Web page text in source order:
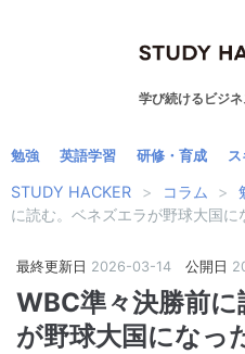
学び続けるビジ
勉強 英語学習 研修・育成
STUDY HACKER > コラム >
に読む。ベネズエラが野球大国
最終更新日 2026-03-14 公開日
WBC準々決勝前
が野球大国になっ